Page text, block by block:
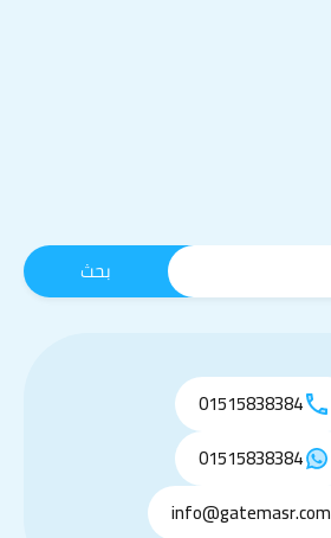
01515838384
01515838384
info@gatemasr.com